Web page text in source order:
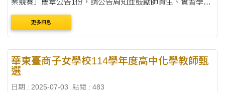
案競賽」簡章公告1份，請公告周知並鼓勵師資生、實習學生
參與投件，詳如說明，請查照。 說明： 一、依據國立臺南大
學114年7月3日南大科評字第114001....
更多訊息
華東臺商子女學校114學年度高中化學教師甄
選
日期 : 2025-07-03
點閱 : 483